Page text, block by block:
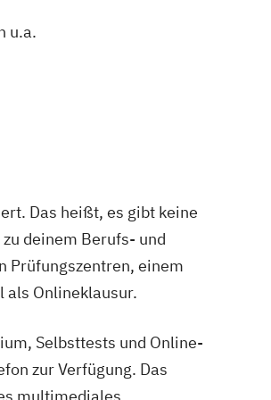
u.a.
Das heißt, es gibt keine
deinem Berufs- und
Prüfungszentren, einem
als Onlineklausur.
Selbsttests und Online-
zur Verfügung. Das